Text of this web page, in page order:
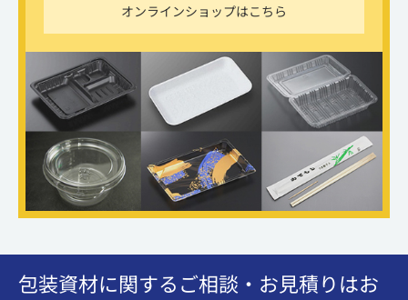
オンラインショップはこちら
包装資材に関するご相談・お見積りはお